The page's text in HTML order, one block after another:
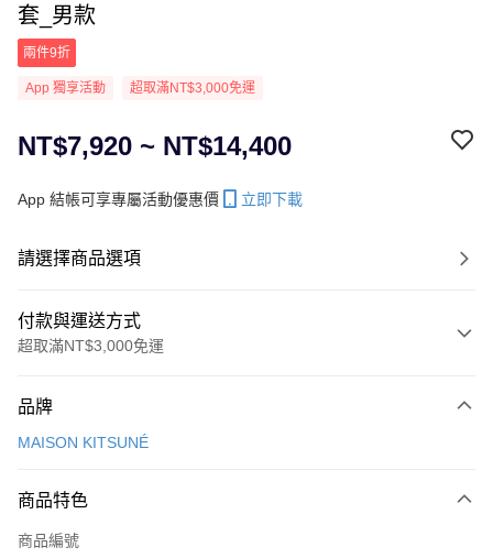
套_男款
兩件9折
App 獨享活動 超取滿NT$3,000免運
NT$7,920 ~ NT$14,400
App 結帳可享專屬活動優惠價 立即下載
請選擇商品選項
付款與運送方式
超取滿NT$3,000免運
信用卡一次付款
ATM付款
品牌
MAISON KITSUNÉ
商品特色
商品編號